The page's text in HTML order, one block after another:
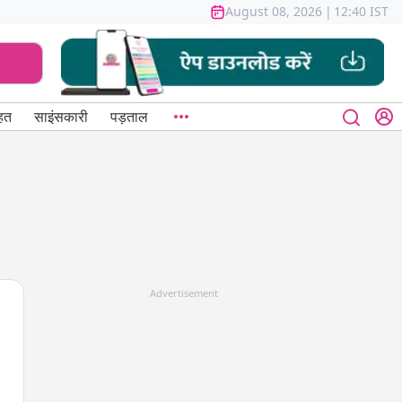
August 08, 2026 | 12:40 IST
साइंसकारी पड़ताल
Advertisement